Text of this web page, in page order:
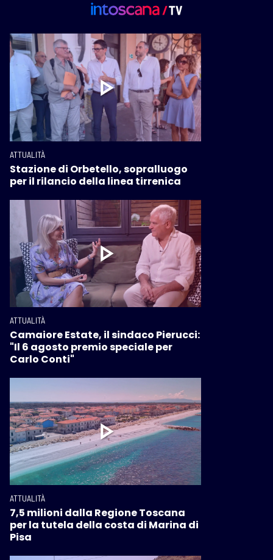
ATTUALITÀ
Stazione di Orbetello, sopralluogo
per il rilancio della linea tirrenica
ATTUALITÀ
Camaiore Estate, il sindaco Pierucci:
"Il 6 agosto premio speciale per
Carlo Conti"
ATTUALITÀ
7,5 milioni dalla Regione Toscana
per la tutela della costa di Marina di
Pisa